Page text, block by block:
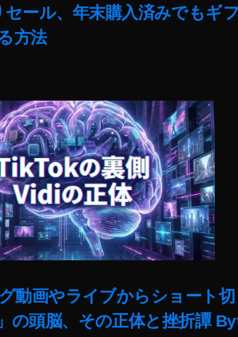
ール、年末購入済みでもギ
方法
動画やライブからショート切
の頭脳、その正体と挫折譚